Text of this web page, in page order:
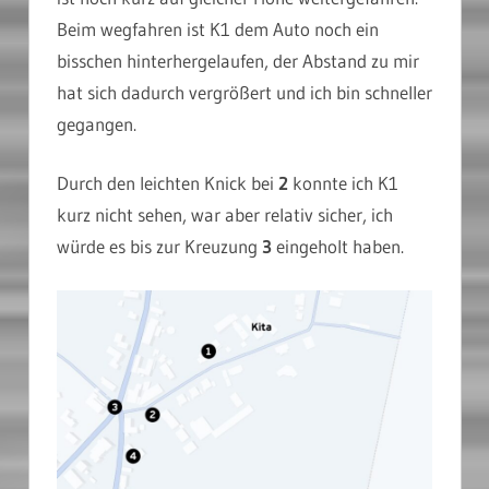
Beim wegfahren ist K1 dem Auto noch ein
bisschen hinterhergelaufen, der Abstand zu mir
hat sich dadurch vergrößert und ich bin schneller
gegangen.
Durch den leichten Knick bei 2 konnte ich K1
kurz nicht sehen, war aber relativ sicher, ich
würde es bis zur Kreuzung 3eingeholt haben.